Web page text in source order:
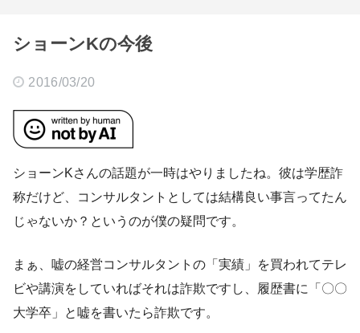
ショーンKの今後
2016/03/20
ショーンKさんの話題が一時はやりましたね。彼は学歴詐
称だけど、コンサルタントとしては結構良い事言ってたん
じゃないか？というのが僕の疑問です。
まぁ、嘘の経営コンサルタントの「実績」を買われてテレ
ビや講演をしていればそれは詐欺ですし、履歴書に「〇〇
大学卒」と嘘を書いたら詐欺です。